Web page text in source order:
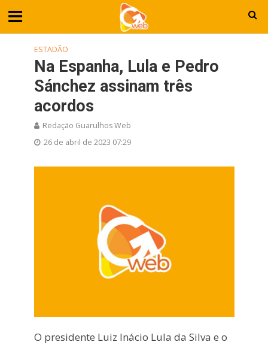
ESTADÃO
Na Espanha, Lula e Pedro
Sánchez assinam três
acordos
Redação Guarulhos Web
26 de abril de 2023 07:29
O presidente Luiz Inácio Lula da Silva e o